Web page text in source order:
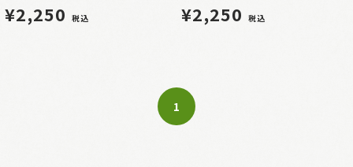
¥2,250 税込 ¥2,250 税込
1